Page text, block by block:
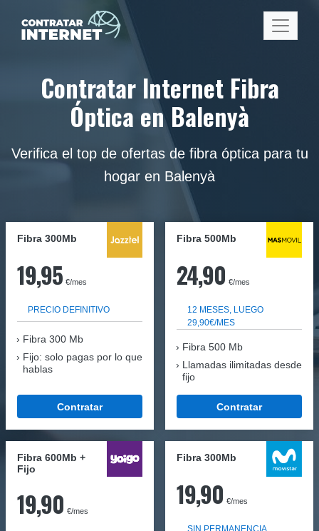
Contratar Internet Fibra
Óptica en Balenyà
Verifica el top de ofertas de fibra óptica para tu
hogar en Balenyà
Fibra 300Mb
19,95 €/mes
PRECIO DEFINITIVO
Fibra 300 Mb
Fijo: solo pagas por lo que
hablas
Contratar
Fibra 500Mb
24,90 €/mes
12 MESES, LUEGO
29,90€/MES
Fibra 500 Mb
Llamadas ilimitadas desde
fijo
Contratar
Fibra 600Mb +
Fijo
19,90 €/mes
Fibra 300Mb
19,90 €/mes
SIN PERMANENCIA